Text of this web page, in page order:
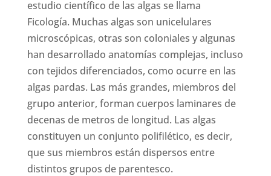
estudio científico de las algas se llama
Ficología. Muchas algas son unicelulares
microscópicas, otras son coloniales y algunas
han desarrollado anatomías complejas, incluso
con tejidos diferenciados, como ocurre en las
algas pardas. Las más grandes, miembros del
grupo anterior, forman cuerpos laminares de
decenas de metros de longitud. Las algas
constituyen un conjunto polifilético, es decir,
que sus miembros están dispersos entre
distintos grupos de parentesco.